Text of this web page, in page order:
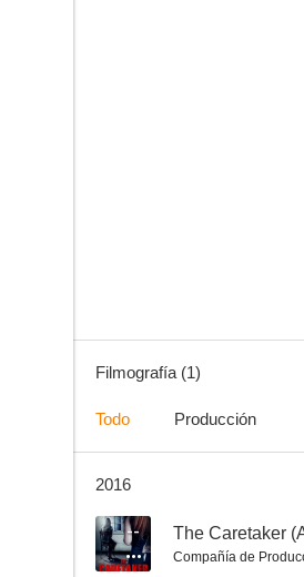
Filmografía (1)
Todo Producción
2016
-- The Caretaker
Compañía de